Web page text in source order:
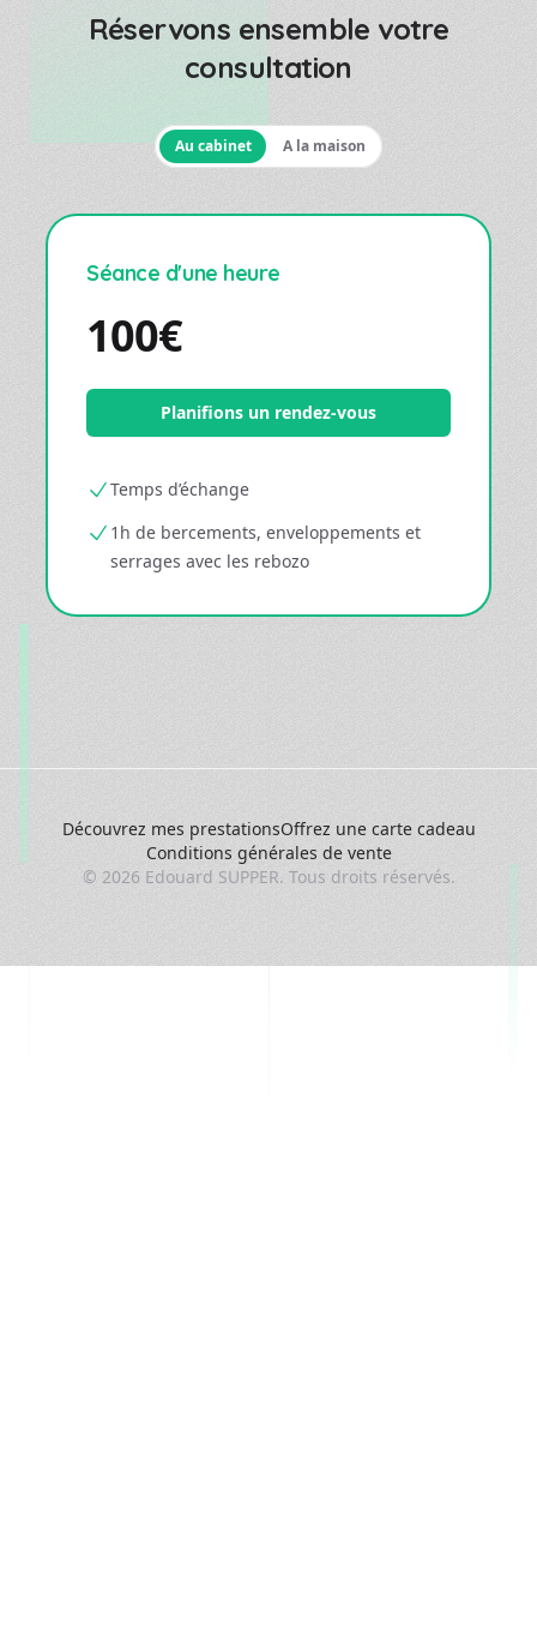
Réservons ensemble votre
consultation
Au cabinet A la maison
Séance d'une heure
100€
Planifions un rendez-vous
Temps d’échange
1h de bercements, enveloppements et
serrages avec les rebozo
Découvrez mes prestationsOffrez une carte cadeau
Conditions générales de vente
© 2026 Edouard SUPPER. Tous droits réservés.